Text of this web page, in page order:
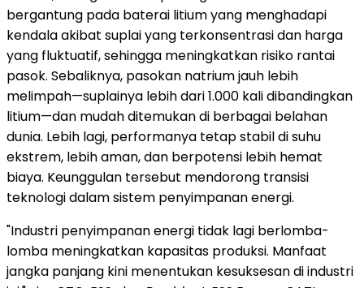
bergantung pada baterai litium yang menghadapi
kendala akibat suplai yang terkonsentrasi dan harga
yang fluktuatif, sehingga meningkatkan risiko rantai
pasok. Sebaliknya, pasokan natrium jauh lebih
melimpah—suplainya lebih dari 1.000 kali dibandingkan
litium—dan mudah ditemukan di berbagai belahan
dunia. Lebih lagi, performanya tetap stabil di suhu
ekstrem, lebih aman, dan berpotensi lebih hemat
biaya. Keunggulan tersebut mendorong transisi
teknologi dalam sistem penyimpanan energi.
"Industri penyimpanan energi tidak lagi berlomba-
lomba meningkatkan kapasitas produksi. Manfaat
jangka panjang kini menentukan kesuksesan di industri